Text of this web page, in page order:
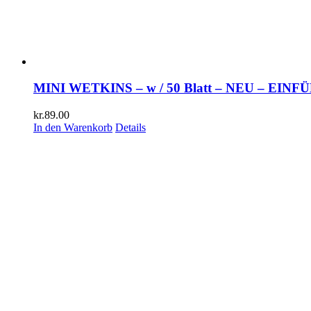
MINI WETKINS – w / 50 Blatt – NEU –
kr.89.00
In den Warenkorb Details